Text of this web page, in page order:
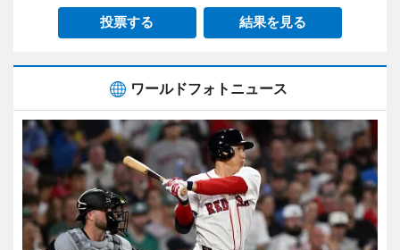
投票する 結果を見る
ワールドフォトニュース